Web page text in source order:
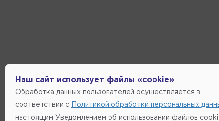
Наш сайт использует файлы «cookie»
Обработка данных пользователей осуществляется в
соответствии с Политикой обработки персональных
настоящим Уведомлением об использовании файлов